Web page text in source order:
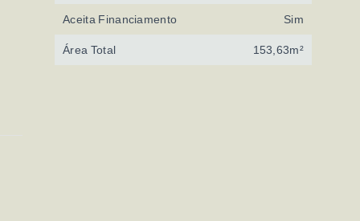
Aceita Financiamento Sim
Área Total 153,63m²